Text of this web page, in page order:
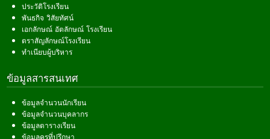
ประวัติโรงเรียน
พันธกิจ วิสัยทัศน์
เอกลักษณ์ อัตลักษณ์ โรงเรียน
ตราสัญลักษณ์โรงเรียน
ทำเนียบผู้บริหาร
ข้อมูลสารสนเทศ
ข้อมูลจำนวนนักเรียน
ข้อมูลจำนวนบุคลากร
ข้อมูลตารางเรียน